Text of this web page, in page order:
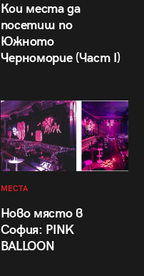
Кои места да
посетиш по
Южното
Черноморие (Част I)
МЕСТА
Ново място в
София: PINK
BALLOON